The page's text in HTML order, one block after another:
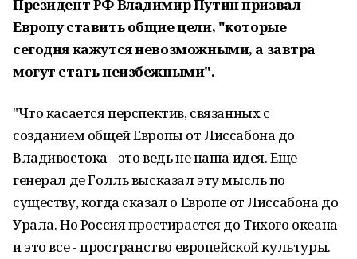
Президент РФ Владимир Путин призвал
Европу ставить общие цели, "которые
сегодня кажутся невозможными, а завтра
могут стать неизбежными".
"Что касается перспектив, связанных с
созданием общей Европы от Лиссабона до
Владивостока - это ведь не наша идея. Еще
генерал де Голль высказал эту мысль по
существу, когда сказал о Европе от Лиссабона до
Урала. Но Россия простирается до Тихого океана
и это все - пространство европейской культуры.